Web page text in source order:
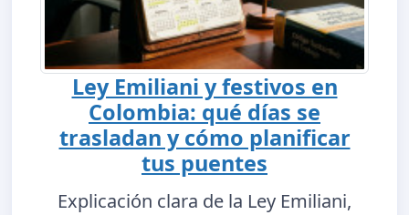
Ley Emiliani y festivos en
Colombia: qué días se
trasladan y cómo planificar
tus puentes
Explicación clara de la Ley Emiliani,